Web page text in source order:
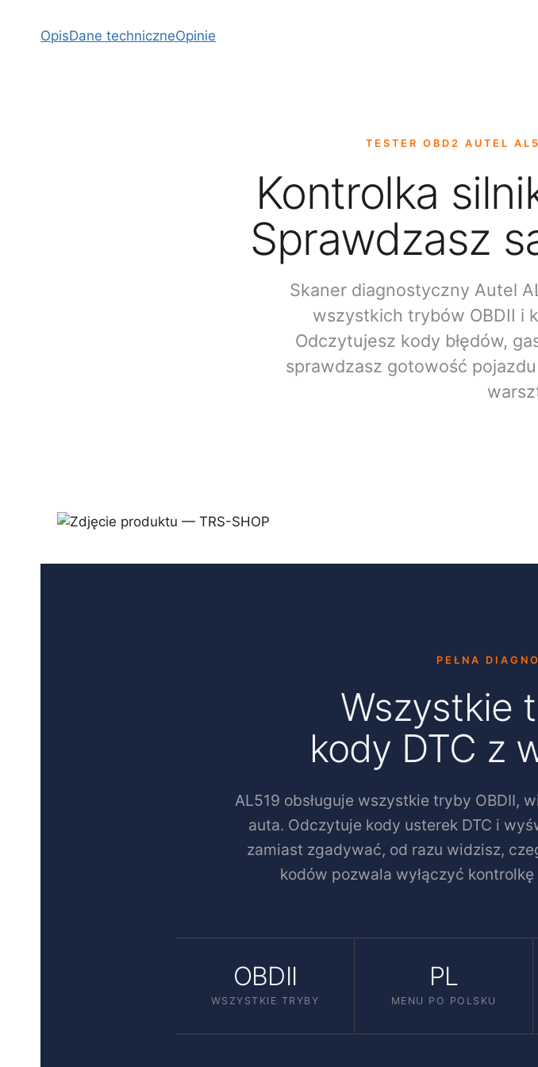
OpisDane techniczneOpinie
TESTER OBD2 AUTEL
Kontrolka
Sprawdzasz
Skaner diagnostyczny Autel
wszystkich trybów OBDII i
Odczytujesz kody błędów,
sprawdzasz gotowość
PEŁNA
Wszystkie
kody DTC z
AL519 obsługuje wszystkie tryby OBDII,
auta. Odczytuje kody usterek DTC i
zamiast zgadywać, od razu widzisz,
kodów pozwala wyłączyć
OBDII
WSZYSTKIE TRYBY
PL
MENU PO POLSKU